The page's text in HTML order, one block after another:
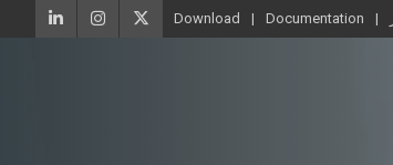
Documentation
Download